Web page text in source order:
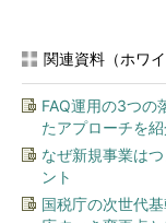
関連資料（ホワイ
FAQ運用の3つの
たアプローチを紹
なぜ新規事業は
ント
国税庁の次世代